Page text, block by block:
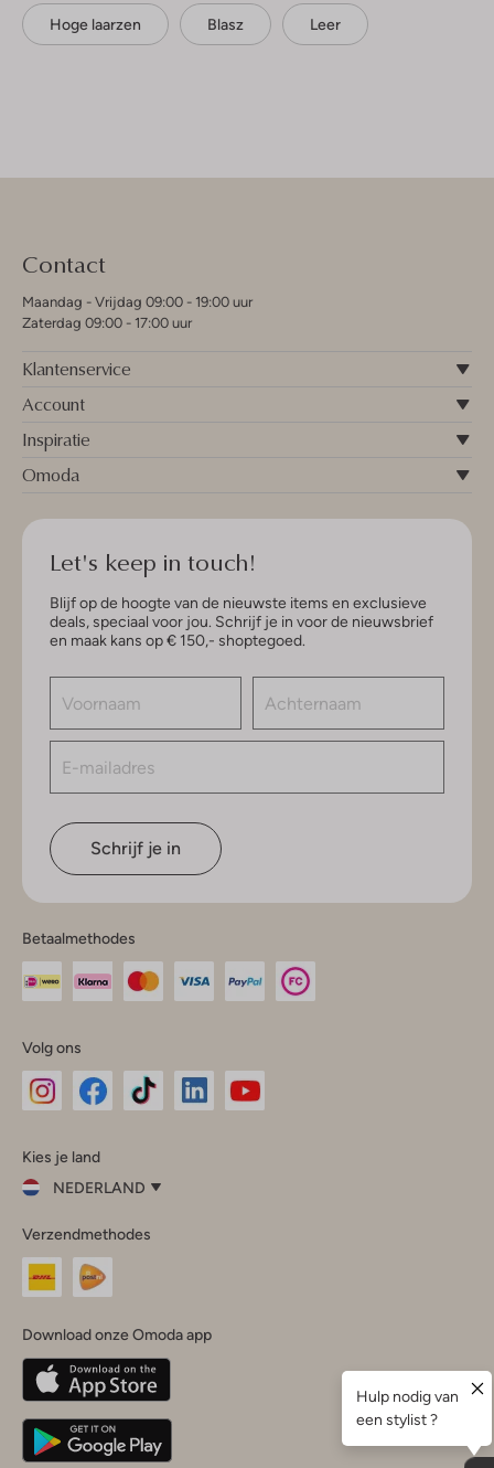
Hoge laarzen Blasz Leer
Contact
Maandag - Vrijdag 09:00 - 19:00 uur
Zaterdag 09:00 - 17:00 uur
Klantenservice
Account
Inspiratie
Omoda
Let's keep in touch!
Blijf op de hoogte van de nieuwste items en exclusieve
deals, speciaal voor jou. Schrijf je in voor de nieuwsbrief
en maak kans op € 150,- shoptegoed.
Schrijf je in
Betaalmethodes
Volg ons
InstagramFacebook
Kies je land
NEDERLAND
je
land
Nederland
Belgique(Français)
Deutschland
Verzendmethodes
Download onze Omoda app